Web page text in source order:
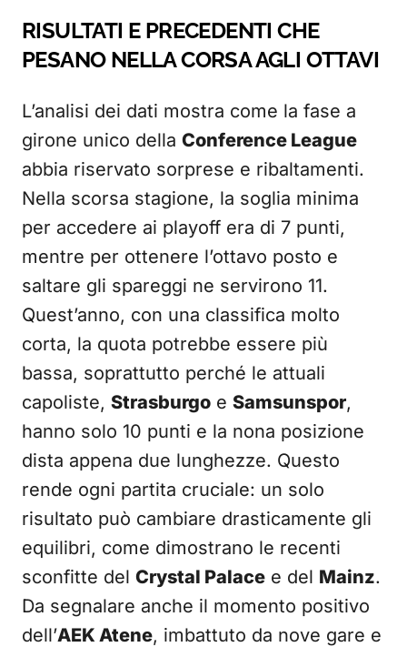
RISULTATI E PRECEDENTI CHE
PESANO NELLA CORSA AGLI OTTAVI
L’analisi dei dati mostra come la fase a
girone unico della Conference League
abbia riservato sorprese e ribaltamenti.
Nella scorsa stagione, la soglia minima
per accedere ai playoff era di 7 punti,
mentre per ottenere l’ottavo posto e
saltare gli spareggi ne servirono 11.
Quest’anno, con una classifica molto
corta, la quota potrebbe essere più
bassa, soprattutto perché le attuali
capoliste, Strasburgo e Samsunspor,
hanno solo 10 punti e la nona posizione
dista appena due lunghezze. Questo
rende ogni partita cruciale: un solo
risultato può cambiare drasticamente gli
equilibri, come dimostrano le recenti
sconfitte del Crystal Palace e del Mainz.
Da segnalare anche il momento positivo
dell’AEK Atene, imbattuto da nove gare e